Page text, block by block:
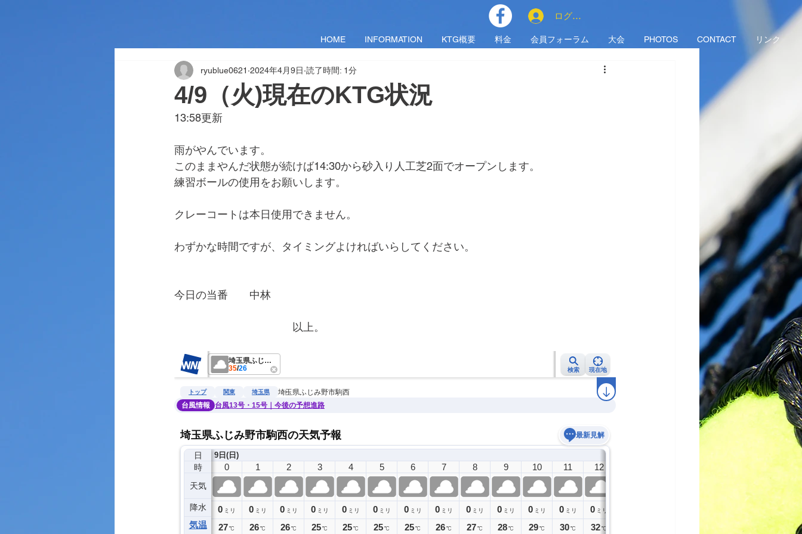
HOME INFORMATION KTG概要 料金 会員フォーラム 大会 PHOTOS CONTACT リンク
ログイン
4/9（火)現在のKTG状況
ryublue0621 2024年4月9日 読了時間: 1分
13:58更新
雨がやんでいます。
このままやんだ状態が続けば14:30から砂入り人工芝2面でオープンします。
練習ボールの使用をお願いします。
クレーコートは本日使用できません。
わずかな時間ですが、タイミングよければいらしてください。
今日の当番　　中林
以上。